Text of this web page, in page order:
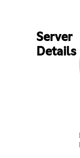
Server
Details